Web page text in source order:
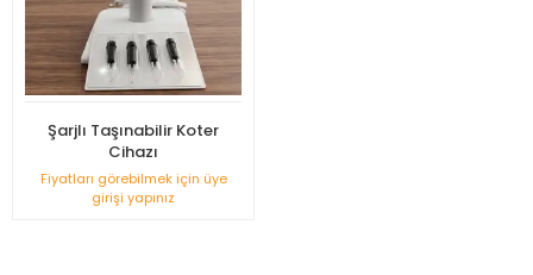
Şarjlı Taşınabilir Koter
Cihazı
Fiyatları görebilmek için üye
girişi yapınız